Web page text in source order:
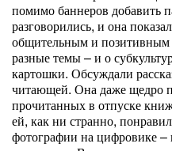
помимо баннеров добавить
разговорились, и она
общительным и позитивным
разные темы – и о
картошки. Обсуждали
читающей. Она даже щедро
прочитанных в отпуске
ей, как ни странно,
фотографии на цифровике –